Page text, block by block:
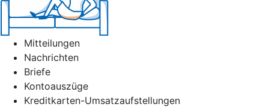
Mitteilungen
Nachrichten
Briefe
Kontoauszüge
Kreditkarten-Umsatzaufstellungen